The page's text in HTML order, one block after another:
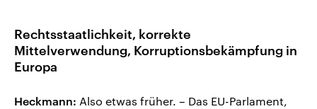
Rechtsstaatlichkeit, korrekte
Mittelverwendung, Korruptionsbekämpfung in
Europa
Heckmann: Also etwas früher. – Das EU-Parlament,